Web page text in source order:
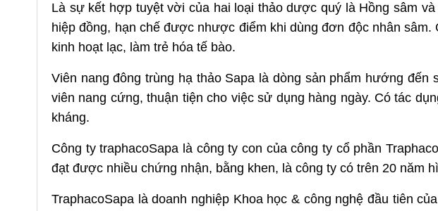
Là sự kết hợp tuyệt vời của hai loại thảo dược quý là Hồng sâm
hiệp đồng, hạn chế được nhược điểm khi dùng đơn độc nhân sâm.
kinh hoạt lạc, làm trẻ hóa tế bào.
Viên nang đông trùng hạ thảo Sapa là dòng sản phẩm hướng
viên nang cứng, thuận tiện cho việc sử dụng hàng ngày. Có tác
kháng.
Công ty traphacoSapa là công ty con của công ty cổ phần
đạt được nhiều chứng nhận, bằng khen, là công ty có trên 20 năm
TraphacoSapa là doanh nghiệp Khoa học & công nghệ đầu tiên